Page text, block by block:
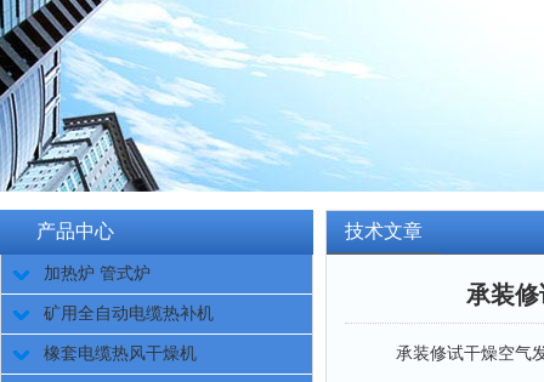
产品中心
加热炉 管式炉
矿用全自动电缆热补机
橡套电缆热风干燥机
技术文章
承装
承装修试干燥空气发